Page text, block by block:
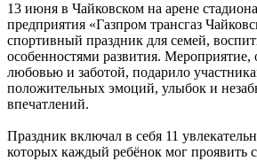
13 июня в Чайковском на арене
предприятия «Газпром трансгаз
спортивный праздник для семей,
особенностями развития. Мероприятие,
любовью и заботой, подарило
положительных эмоций, улыбок и
впечатлений.
Праздник включал в себя 11
которых каждый ребёнок мог проявить